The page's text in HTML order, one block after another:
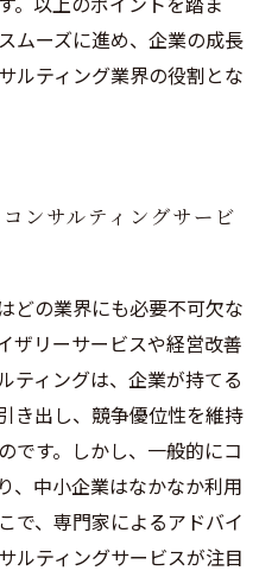
ムーズに進め、企業の成長
ルティング業界の役割とな
ンサルティングサービ
どの業界にも必要不可欠な
ザリーサービスや経営改善
ティングは、企業が持てる
き出し、競争優位性を維持
です。しかし、一般的にコ
、中小企業はなかなか利用
で、専門家によるアドバイ
ルティングサービスが注目